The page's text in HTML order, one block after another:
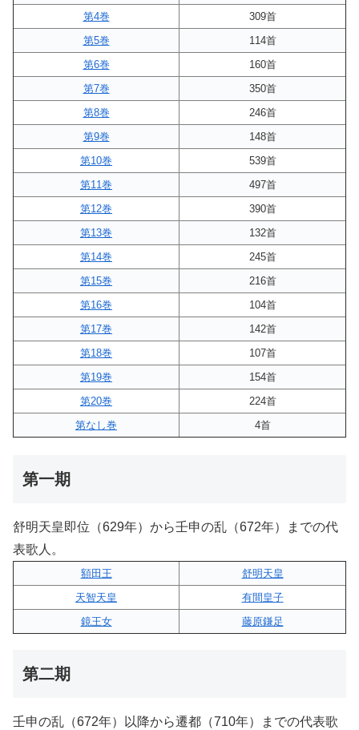
第4巻
309首
第5巻
114首
第6巻
160首
第7巻
350首
第8巻
246首
第9巻
148首
第10巻
539首
第11巻
497首
第12巻
390首
第13巻
132首
第14巻
245首
第15巻
216首
第16巻
104首
第17巻
142首
第18巻
107首
第19巻
154首
第20巻
224首
第なし巻
4首
第一期
舒明天皇即位（629年）から壬申の乱（672年）までの代
表歌人。
額田王
舒明天皇
天智天皇
有間皇子
鏡王女
藤原鎌足
第二期
壬申の乱（672年）以降から遷都（710年）までの代表歌